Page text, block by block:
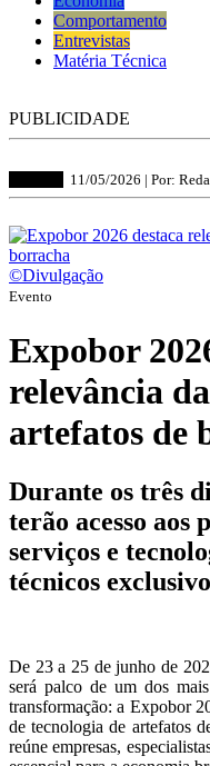
Comportamento
Entrevistas
Matéria Técnica
PUBLICIDADE
11/05/2026 | Por:
©Divulgação
Evento
Expobor
relevância
artefatos de
Durante os três
terão acesso aos
serviços e
técnicos
De 23 a 25 de junho de
será palco de um dos
transformação: a Expobor
de tecnologia de artefatos
reúne empresas,